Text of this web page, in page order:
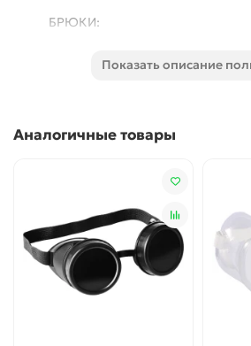
БРЮКИ:
в области коленей
Показать описание
Аналогичные товары